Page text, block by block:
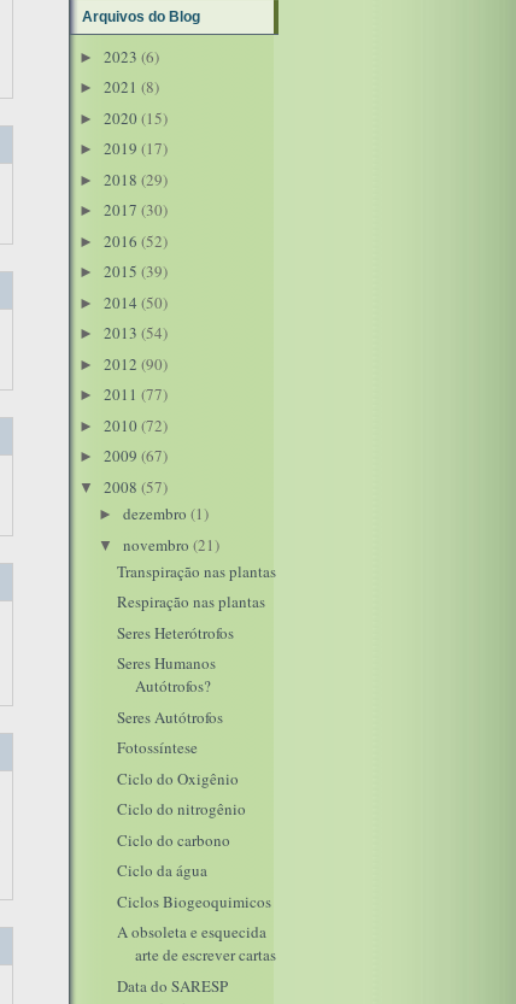
Arquivos do Blog
► 2023 (6)
► 2021 (8)
► 2020 (15)
► 2019 (17)
► 2018 (29)
► 2017 (30)
► 2016 (52)
► 2015 (39)
► 2014 (50)
► 2013 (54)
► 2012 (90)
► 2011 (77)
► 2010 (72)
► 2009 (67)
▼ 2008 (57)
► dezembro (1)
▼ novembro (21)
Transpiração nas plantas
Respiração nas plantas
Seres Heterótrofos
Seres Humanos
Autótrofos?
Seres Autótrofos
Fotossíntese
Ciclo do Oxigênio
Ciclo do nitrogênio
Ciclo do carbono
Ciclo da água
Ciclos Biogeoquimicos
A obsoleta e esquecida
arte de escrever cartas
Data do SARESP